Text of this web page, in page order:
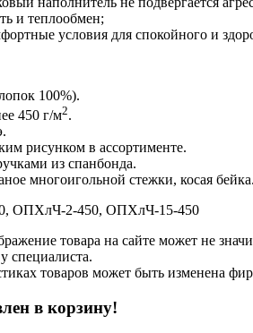
и теплообмен;
условия для спокойного и
100%).
450 г/м2.
рисунком в ассортименте.
из спанбонда.
многоигольной стежки, косая бейка.
ОПХлЧ-2-450, ОПХлЧ-15-450
товара на сайте может не
специалиста.
товаров может быть изменена
в корзину!